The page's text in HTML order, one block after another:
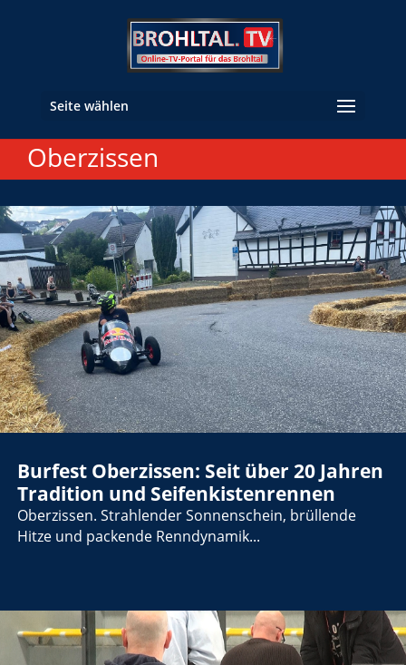
Seite wählen
Oberzissen
Burfest Oberzissen: Seit über 20 Jahren
Tradition und Seifenkistenrennen
Oberzissen. Strahlender Sonnenschein, brüllende
Hitze und packende Renndynamik...